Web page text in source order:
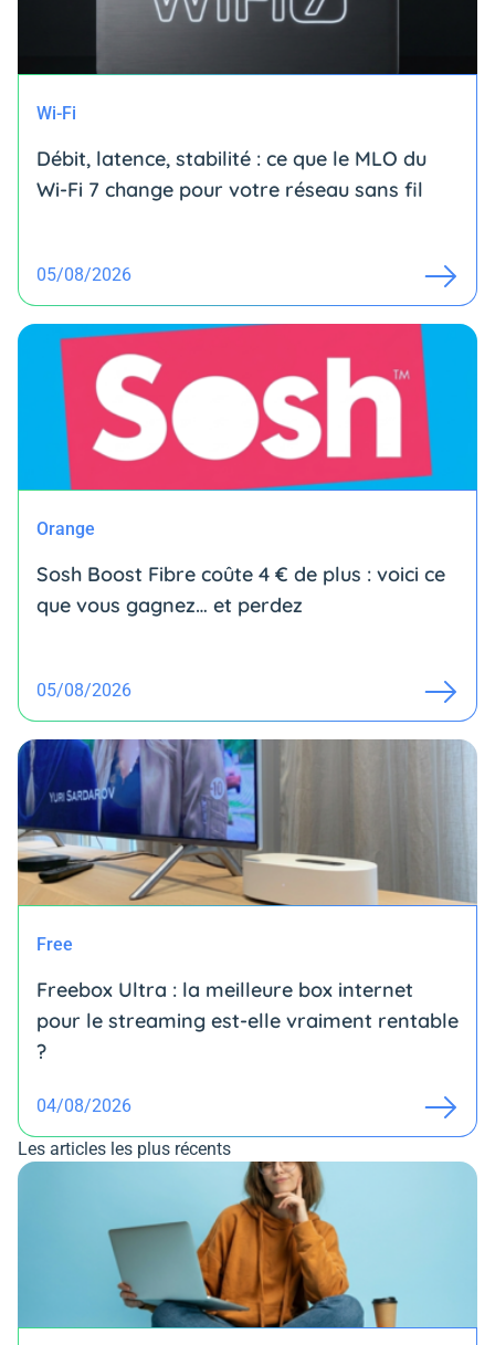
Wi-Fi
Débit, latence, stabilité : ce que le MLO du
Wi-Fi 7 change pour votre réseau sans fil
05/08/2026
Orange
Sosh Boost Fibre coûte 4 € de plus : voici ce
que vous gagnez… et perdez
05/08/2026
Free
Freebox Ultra : la meilleure box internet
pour le streaming est-elle vraiment rentable
?
04/08/2026
Les articles les plus récents